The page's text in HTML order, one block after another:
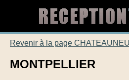
Revenir à la page
MONTPELLIER